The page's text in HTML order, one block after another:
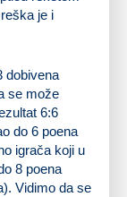
je i
dobivena
se može
6:6
do 6 poena
igrača koji u
8 poena
Vidimo da se